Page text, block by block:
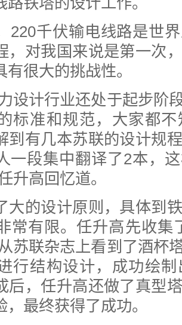
千伏输电线路是世界
，对我国来说是第一次
很大的挑战性。
计行业还处于起步阶
标准和规范，大家都
到有几本苏联的设计规
一段集中翻译了2本，
升高回忆道。
的设计原则，具体到铁
常有限。任升高先收集
苏联杂志上看到了酒杯
行结构设计，成功绘
后，任升高还做了真型
最终获得了成功。